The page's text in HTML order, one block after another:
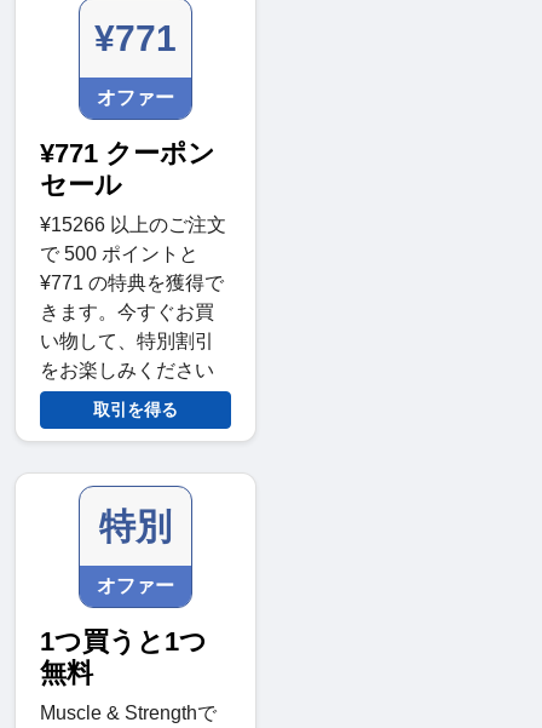
¥771
オファー
¥771 クーポン
セール
¥15266 以上のご注文
で 500 ポイントと
¥771 の特典を獲得で
きます。今すぐお買
い物して、特別割引
をお楽しみください
取引を得る
特別
オファー
1つ買うと1つ
無料
Muscle & Strengthで